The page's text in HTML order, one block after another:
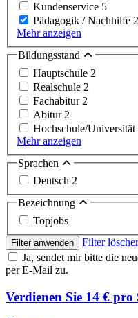
Kundenservice 5
Pädagogik / Nachhilfe 2
Mehr anzeigen
Bildungsstand
Hauptschule 2
Realschule 2
Fachabitur 2
Abitur 2
Hochschule/Universität
Mehr anzeigen
Sprachen
Deutsch 2
Bezeichnung
Topjobs
Filter anwenden
Filter
Ja, sendet mir bitte die
per E-Mail zu.
Verdienen Sie 14 €